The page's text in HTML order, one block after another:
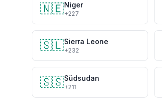
🇳🇪Niger
+227
🇸🇱Sierra Leone
+232
🇸🇸Südsudan
+211